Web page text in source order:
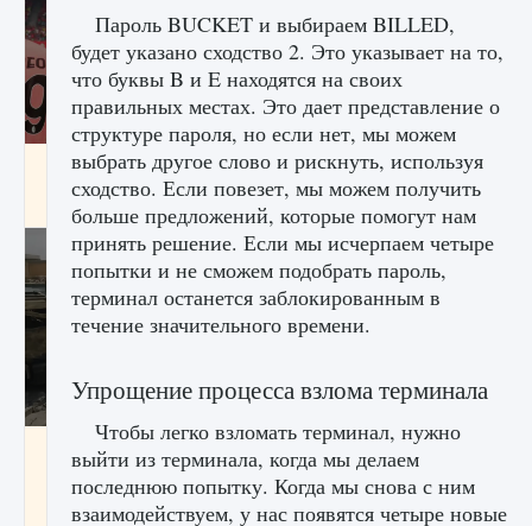
Входят ли «Милан» и «Интер» в EA FC 25
9 августа 2024 2 064 0 1
Как исправить текстовую ошибку
пользовательского интерфейса Delta
Force Hawk Ops
Пароль BUCKET и выбираем BILLED,
будет указано сходство 2. Это указывает на то,
что буквы B и E находятся на своих
правильных местах. Это дает представление о
структуре пароля, но если нет, мы можем
выбрать другое слово и рискнуть, используя
сходство. Если повезет, мы можем получить
больше предложений, которые помогут нам
принять решение. Если мы исчерпаем четыре
попытки и не сможем подобрать пароль,
терминал останется заблокированным в
течение значительного времени.
Упрощение процесса взлома терминала
Чтобы легко взломать терминал, нужно
выйти из терминала, когда мы делаем
последнюю попытку. Когда мы снова с ним
взаимодействуем, у нас появятся четыре новые